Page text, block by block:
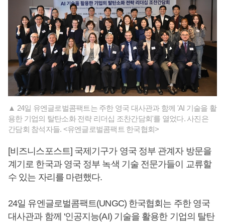
▲ 24일 유엔글로벌콤팩트는 주한 영국 대사관과 함께 'AI 기술을 활
용한 기업의 탈탄소화 전략 리더십 조찬간담회'를 열었다. 사진은
간담회 참석자들. <유엔글로벌콤팩트 한국협회>
[비즈니스포스트] 국제기구가 영국 정부 관계자 방문을
계기로 한국과 영국 정부 녹색 기술 전문가들이 교류할
수 있는 자리를 마련했다.
24일 유엔글로벌콤팩트(UNGC) 한국협회는 주한 영국
대사관과 함께 '인공지능(AI) 기술을 활용한 기업의 탈탄